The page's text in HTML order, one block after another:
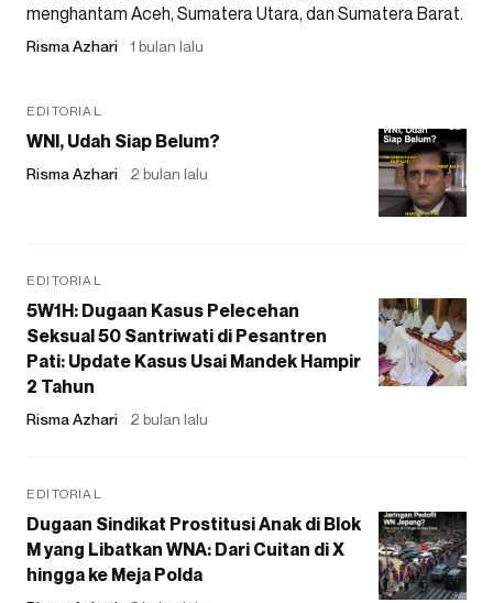
menghantam Aceh, Sumatera Utara, dan Sumatera Barat.
Risma Azhari 1 bulan lalu
EDITORIAL
WNI, Udah Siap Belum?
Risma Azhari 2 bulan lalu
EDITORIAL
5W1H: Dugaan Kasus Pelecehan
Seksual 50 Santriwati di Pesantren
Pati: Update Kasus Usai Mandek Hampir
2 Tahun
Risma Azhari 2 bulan lalu
EDITORIAL
Dugaan Sindikat Prostitusi Anak di Blok
M yang Libatkan WNA: Dari Cuitan di X
hingga ke Meja Polda